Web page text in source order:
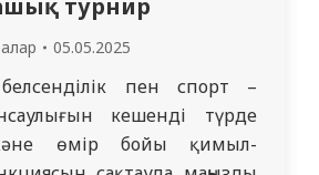
05.05.2025
пен спорт –
кешенді түрде
өмір бойы қимыл-